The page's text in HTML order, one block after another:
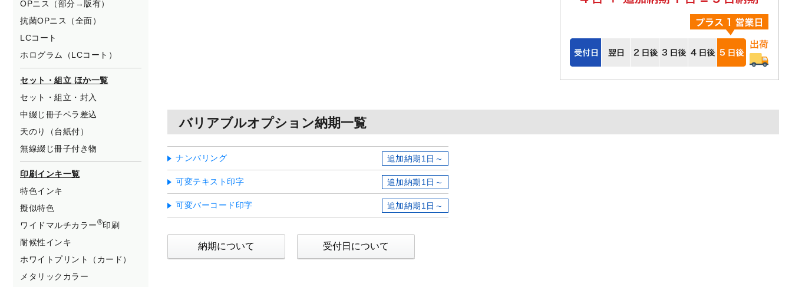
OPニス（部分→版有）
抗菌OPニス（全面）
LCコート
ホログラム（LCコート）
セット・組立 ほか一覧
セット・組立・封入
中綴じ冊子ペラ差込
天のり（台紙付）
無線綴じ冊子付き物
印刷インキ一覧
特色インキ
擬似特色
ワイドマルチカラー®印刷
耐候性インキ
ホワイトプリント（カード）
メタリックカラー
バリアブルオプション納期一覧
ナンバリング 追加納期1日～
可変テキスト印字 追加納期1日～
可変バーコード印字 追加納期1日～
納期について 受付日について